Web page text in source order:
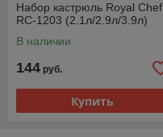
Набор кастрюль Royal Chef
RC-1203 (2.1л/2.9л/3.9л)
В наличии
144 руб.
Купить